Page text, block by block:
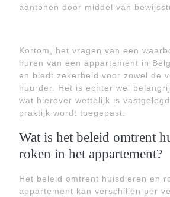
aantonen door middel van
Kortom, het vragen van een
huren van een appartement in
en biedt zekerheid voor zowel de
huurder. Het is echter wel
wat hierover wettelijk is
praktijk wordt toegepast.
Wat is het beleid omtrent
roken in het appartement?
Het beleid omtrent huisdieren en
appartement kan verschillen per